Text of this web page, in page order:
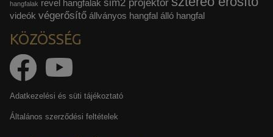
hangfalak revel hangfalak sim2 projektor
videók végerősítő állványos hangfal álló hangfal
KÖZÖSSÉG
Adatkezelési és süti tájékoztató
Általános szerződési feltételek